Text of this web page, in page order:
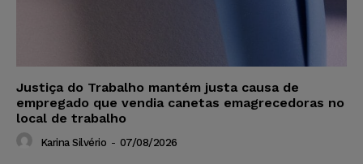
Justiça do Trabalho mantém justa causa de
empregado que vendia canetas emagrecedoras no
local de trabalho
Karina Silvério - 07/08/2026